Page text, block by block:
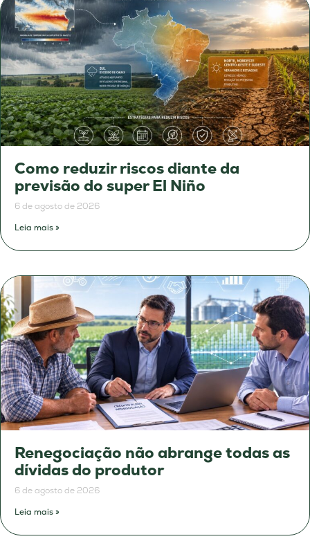
Como reduzir riscos diante da
previsão do super El Niño
6 de agosto de 2026
Leia mais »
Renegociação não abrange todas as
dívidas do produtor
6 de agosto de 2026
Leia mais »